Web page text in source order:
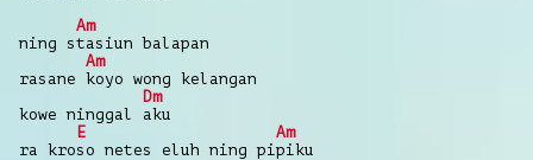
Am
ning stasiun balapan
Am
rasane koyo wong kelangan
Dm
kowe ninggal aku
E
Am
ra kroso netes eluh ning pipiku